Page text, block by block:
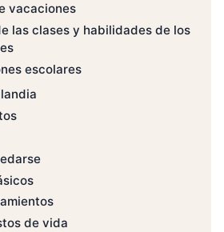
vacaciones
las clases y habilidades de los
escolares
de vida